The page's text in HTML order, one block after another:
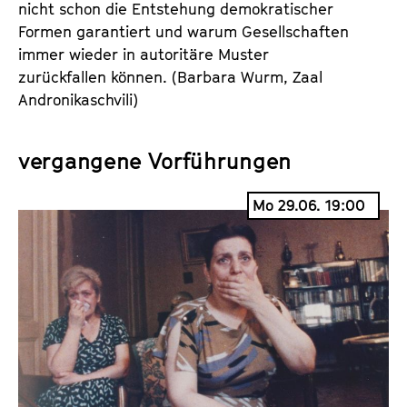
nicht schon die Entstehung demokratischer
Formen garantiert und warum Gesellschaften
immer wieder in autoritäre Muster
zurückfallen können. (Barbara Wurm, Zaal
Andronikaschvili)
vergangene Vorführungen
Mo 29.06. 19:00